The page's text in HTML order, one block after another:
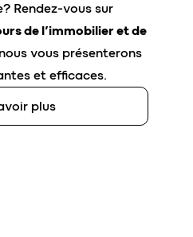
Rendez-vous sur
de l’immobilier et de
vous présenterons
et efficaces.
plus